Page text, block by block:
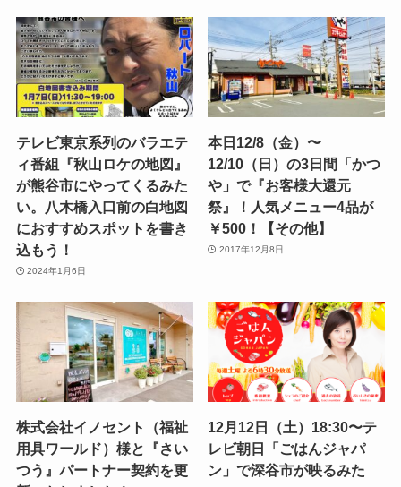
テレビ東京系列のバラエテ
ィ番組『秋山ロケの地図』
が熊谷市にやってくるみた
い。八木橋入口前の白地図
におすすめスポットを書き
込もう！
2024年1月6日
本日12/8（金）〜
12/10（日）の3日間「かつ
や」で『お客様大還元
祭』！人気メニュー4品が
￥500！【その他】
2017年12月8日
株式会社イノセント（福祉
用具ワールド）様と『さい
つう』パートナー契約を更
12月12日（土）18:30〜テ
レビ朝日「ごはんジャパ
ン」で深谷市が映るみた